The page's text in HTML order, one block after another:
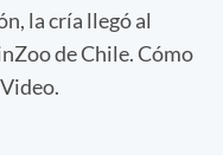
la cría llegó al
de Chile. Cómo